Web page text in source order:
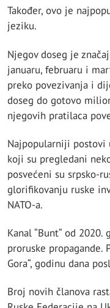
Također, ovo je
jeziku.
Njegov doseg je
januaru, februaru i
preko povezivanja i
doseg do gotovo
njegovih pratilaca
Najpopularniji postovi
koji su pregledani
posvećeni su srpsko-
glorifikovanju ruske
NATO-a.
Kanal “Bunt“ od
proruske propagande.
Gora“, godinu dana
Broj novih članova